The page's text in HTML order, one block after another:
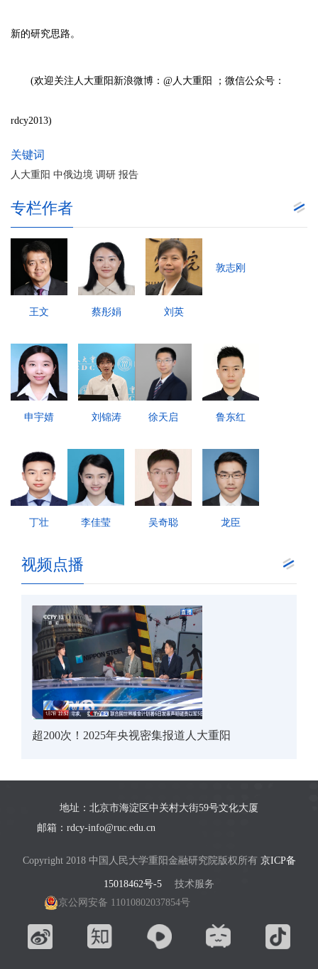
新的研究思路。
(欢迎关注人大重阳新浪微博：@人大重阳 ；微信公众号：
rdcy2013)
关键词
人大重阳 中俄边境 调研 报告
专栏作者
王文 蔡彤娟 刘英
敦志刚
申宇婧 刘锦涛 徐天启 鲁东红
丁壮 李佳莹 吴奇聪 龙臣
视频点播
超200次！2025年央视密集报道人大重阳
地址：北京市海淀区中关村大街59号文化大厦
邮箱：rdcy-info@ruc.edu.cn
Copyright 2018 中国人民大学重阳金融研究院版权所有 京ICP备
15018462号-5
技术服务
京公网安备 11010802037854号